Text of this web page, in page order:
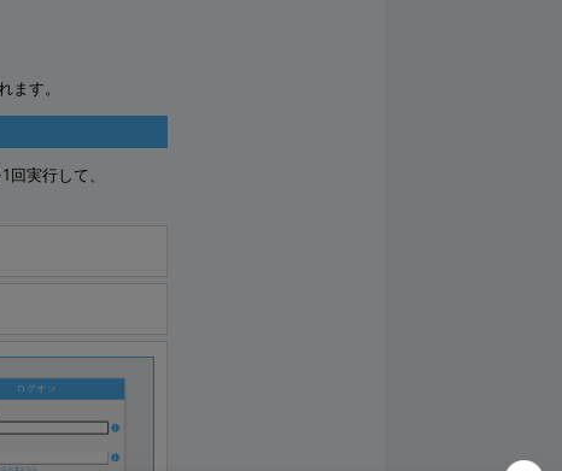
す。
実行して、